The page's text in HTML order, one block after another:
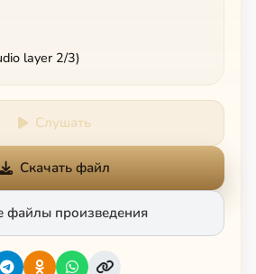
layer 2/3)
Слушать
Скачать файл
файлы произведения